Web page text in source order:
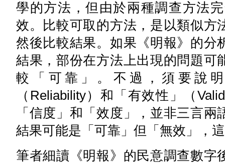
學的方法，但由於兩種調查方法
效。比較可取的方法，是以類似方
然後比較結果。如果《明報》的分
結果，部份在方法上出現的問題可
較「可靠」。不過，須要說
（Reliability）和「有效性」（
「信度」和「效度」，並非三言
結果可能是「可靠」但「無效」，
筆者細讀《明報》的民意調查數字